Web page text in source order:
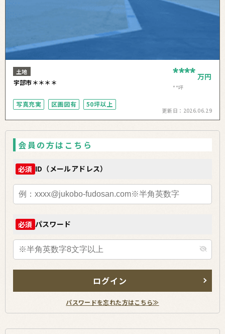
土地
宇部市＊＊＊＊ **** 万円
**坪
写真充実 区画図有 50坪以上
更新日： 2026.06.29
会員の方はこちら
必須 ID（メールアドレス）
必須 パスワード
ログイン
パスワードを忘れた方はこちら≫